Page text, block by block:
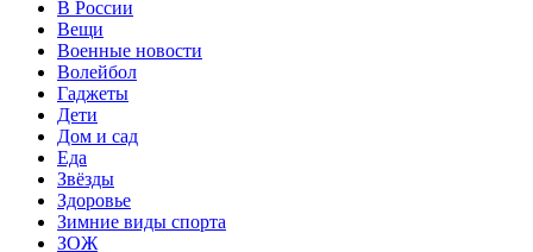
В России
Вещи
Военные новости
Волейбол
Гаджеты
Дети
Дом и сад
Еда
Звёзды
Здоровье
Зимние виды спорта
ЗОЖ